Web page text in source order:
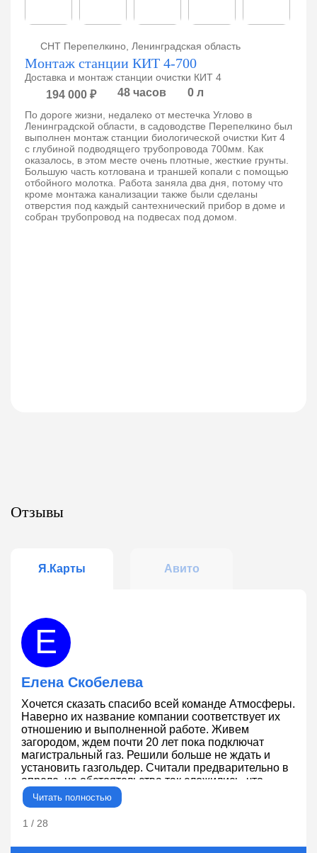
СНТ Перепелкино, Ленинградская область
Монтаж станции КИТ 4-700
Доставка и монтаж станции очистки КИТ 4
194 000 ₽ 48 часов 0 л
По дороге жизни, недалеко от местечка Углово в
Ленинградской области, в садоводстве Перепелкино был
выполнен монтаж станции биологической очистки Кит 4
с глубиной подводящего трубопровода 700мм. Как
оказалось, в этом месте очень плотные, жесткие грунты.
Большую часть котлована и траншей копали с помощью
отбойного молотка. Работа заняла два дня, потому что
кроме монтажа канализации также были сделаны
отверстия под каждый сантехнический прибор в доме и
собран трубопровод на подвесах под домом.
Отзывы
Я.Карты Авито
Е
Елена Скобелева
Читать полностью
Хочется сказать спасибо всей команде Атмосферы.
Наверно их название компании соответствует их
отношению и выполненной работе. Живем
загородом, ждем почти 20 лет пока подключат
магистральный газ. Решили больше не ждать и
установить газгольдер. Считали предварительно в
апреле, но обстоятельства так сложились, что
закапывали газголдер 1.06, но газовое
оборудование на момент установки газголдера не
было закуплено и его пришлсь устанавливать на
вообще не было суеты. 1.06 закопали газгольер и
1 / 28